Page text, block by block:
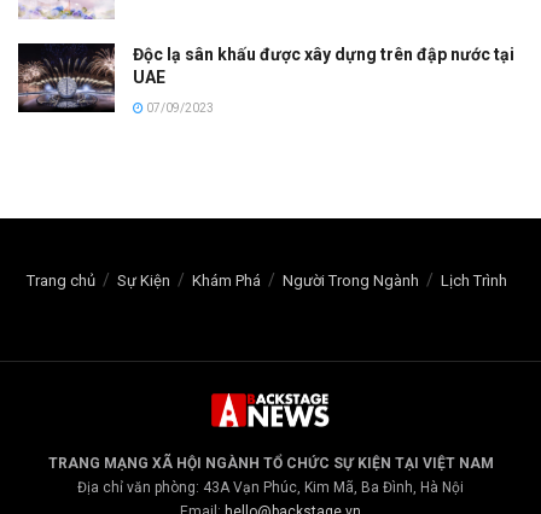
Độc lạ sân khấu được xây dựng trên đập nước tại
UAE
07/09/2023
Trang chủ Sự Kiện Khám Phá Người Trong Ngành Lịch Trình
TRANG MẠNG XÃ HỘI NGÀNH TỔ CHỨC SỰ KIỆN TẠI VIỆT NAM
Địa chỉ văn phòng: 43A Vạn Phúc, Kim Mã, Ba Đình, Hà Nội